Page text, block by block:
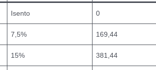
Isento 0
7,5% 169,44
15% 381,44